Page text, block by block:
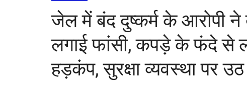
जेल में बंद दुष्कर्म के आरोपी ने
लगाई फांसी, कपड़े के फंदे से
हड़कंप, सुरक्षा व्यवस्था पर